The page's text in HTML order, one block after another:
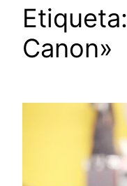
Etiqueta:
Canon»